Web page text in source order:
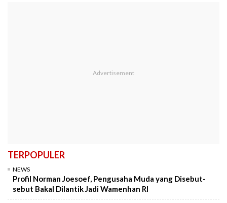
TERPOPULER
NEWS
Profil Norman Joesoef, Pengusaha Muda yang Disebut-
sebut Bakal Dilantik Jadi Wamenhan RI